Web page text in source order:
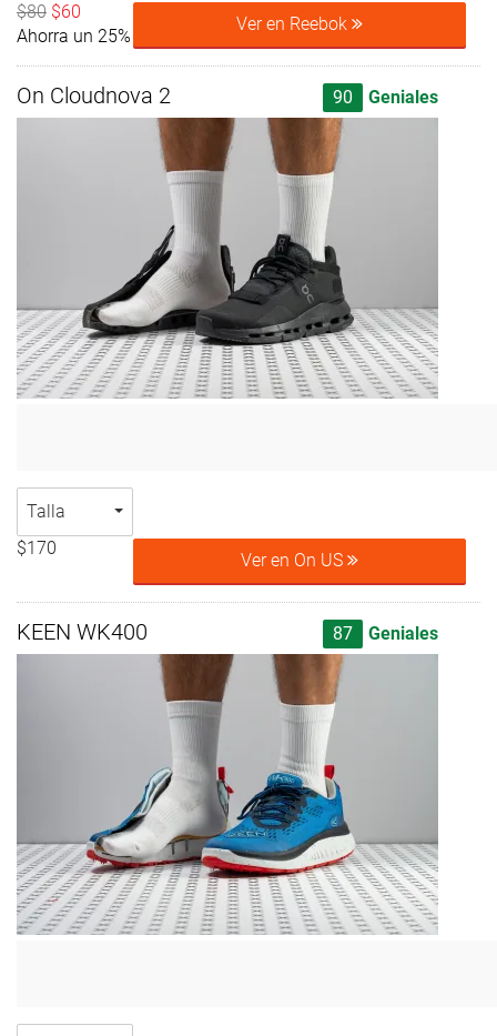
$80 $60
Ahorra un 25%
Ver en Reebok
On Cloudnova 2 90 Geniales
Talla
$170
Ver en On US
KEEN WK400 87 Geniales